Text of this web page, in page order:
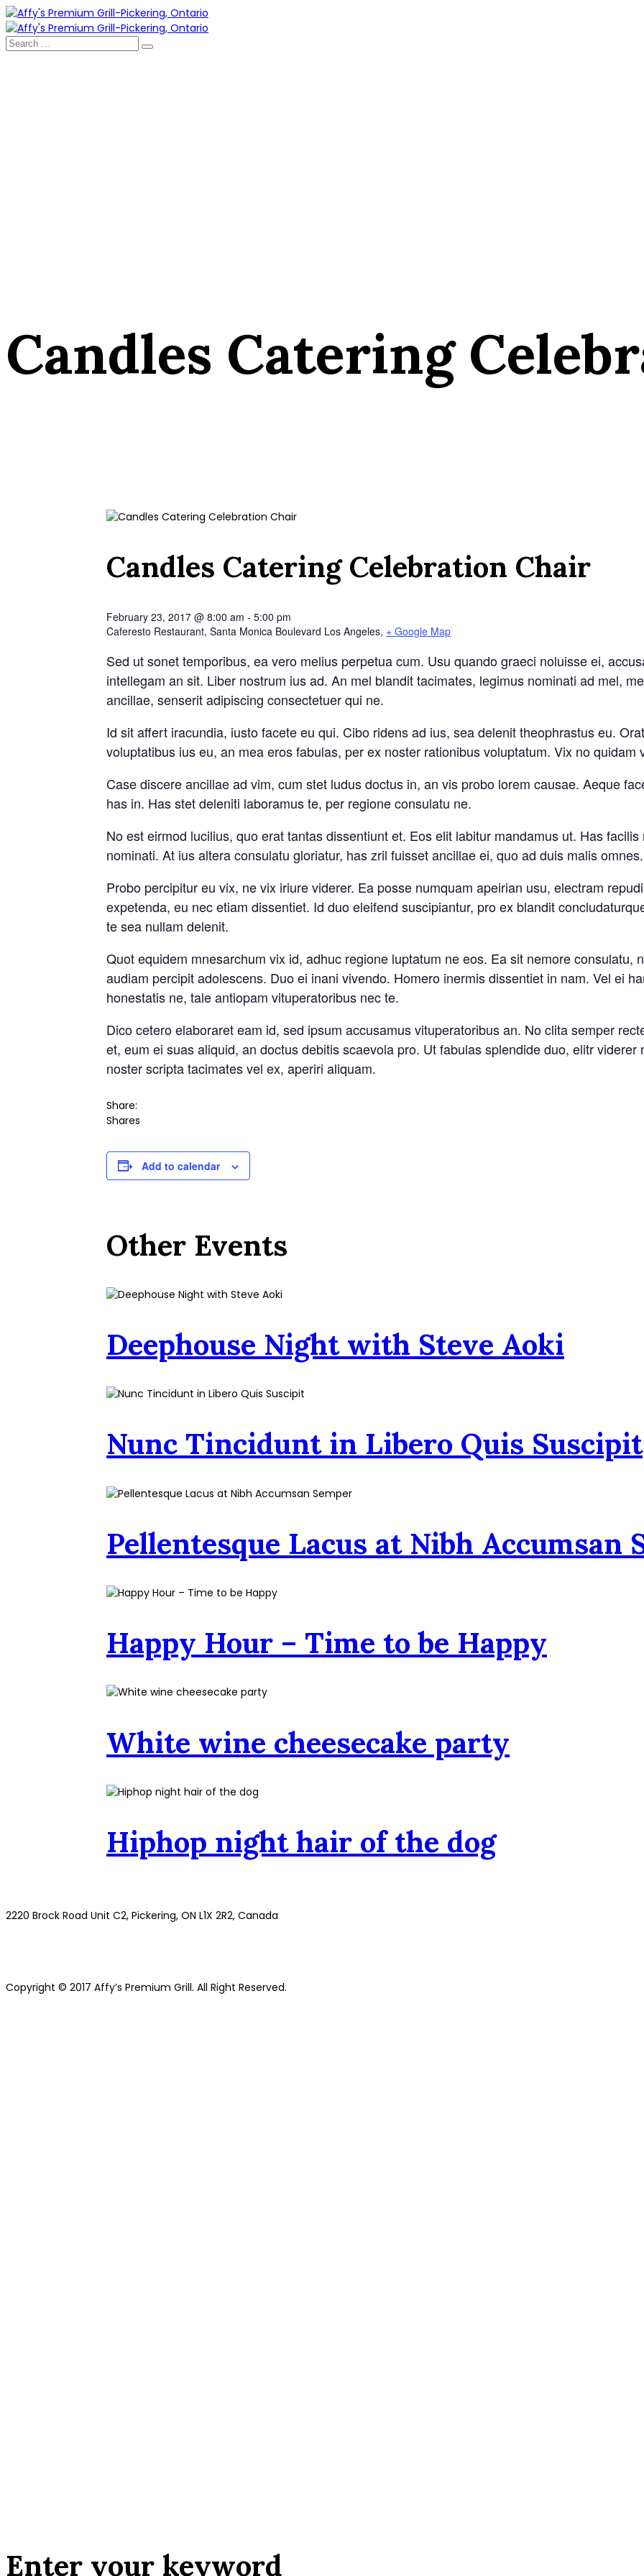
Candles Catering
Candles Catering Celebration Chair
February 23, 2017 @ 8:00 am - 5:00 pm
Caferesto Restaurant, Santa Monica Boulevard Los Angeles, + Google Map
Sed ut sonet temporibus, ea vero melius perpetua cum. Usu quando graeci noluisse ei,
intellegam an sit. Liber nostrum ius ad. An mel blandit tacimates, legimus nominati ad mel,
ancillae, senserit adipiscing consectetuer qui ne.
Id sit affert iracundia, iusto facete eu qui. Cibo ridens ad ius, sea delenit theophrastus eu.
voluptatibus ius eu, an mea eros fabulas, per ex noster rationibus voluptatum. Vix no quidam
Case discere ancillae ad vim, cum stet ludus doctus in, an vis probo lorem causae. Aeque
has in. Has stet deleniti laboramus te, per regione consulatu ne.
No est eirmod lucilius, quo erat tantas dissentiunt et. Eos elit labitur mandamus ut. Has
nominati. At ius altera consulatu gloriatur, has zril fuisset ancillae ei, quo ad duis malis
Probo percipitur eu vix, ne vix iriure viderer. Ea posse numquam apeirian usu, electram
expetenda, eu nec etiam dissentiet. Id duo eleifend suscipiantur, pro ex blandit
te sea nullam delenit.
Quot equidem mnesarchum vix id, adhuc regione luptatum ne eos. Ea sit nemore consulatu,
audiam percipit adolescens. Duo ei inani vivendo. Homero inermis dissentiet in nam. Vel ei
honestatis ne, tale antiopam vituperatoribus nec te.
Dico cetero elaboraret eam id, sed ipsum accusamus vituperatoribus an. No clita semper
et, eum ei suas aliquid, an doctus debitis scaevola pro. Ut fabulas splendide duo, elitr
noster scripta tacimates vel ex, aperiri aliquam.
Share:
Shares
Add to calendar
Other Events
Deephouse Night with Steve Aoki
Nunc Tincidunt in Libero Quis Suscipit
Pellentesque Lacus at Nibh Accumsan
Happy Hour – Time to be Happy
White wine cheesecake party
Hiphop night hair of the dog
2220 Brock Road Unit C2, Pickering, ON L1X 2R2, Canada
Copyright © 2017 Affy’s Premium Grill. All Right Reserved.
Enter your keyword